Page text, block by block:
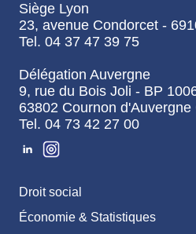
Siège Lyon
23, avenue Condorcet -
Tel. 04 37 47 39 75
Délégation Auvergne
9, rue du Bois Joli - BP
63802 Cournon d'Auvergne
Tel. 04 73 42 27 00
Droit social
Économie & Statistiques